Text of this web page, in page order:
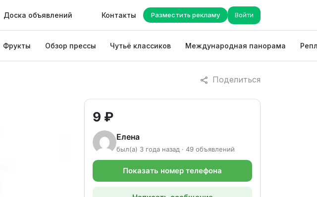
Доска объявлений Контакты Разместить рекламу Войти
Фрукты Обзор прессы Чутьё классиков Международная панорама
Поделиться
9 ₽
Елена
был(а) 3 года назад · 49 объявлений
Показать номер телефона